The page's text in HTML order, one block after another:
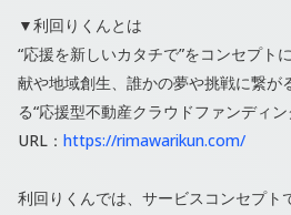
▼利回りくんとは
“応援を新しいカタチで”をコンセプト
献や地域創生、誰かの夢や挑戦に繋が
る“応援型不動産クラウドファンディン
URL： https://rimawarikun.com/
利回りくんでは、サービスコンセプト